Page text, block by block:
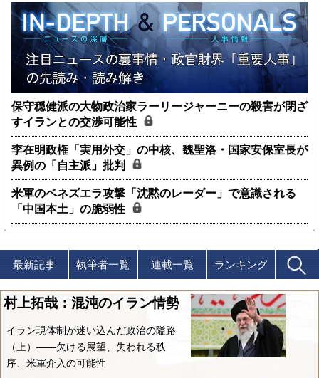
保守穏健派の大物政治家ラーリージャーニーの殺害が閉ざ
すイランとの交渉可能性
李在明政権「実用外交」の中核、魏聖洛・国家安保室長が
異例の「自主派」批判
米軍のベネズエラ攻撃「沈黙のレーダー」で意識される
「中国本土」の脆弱性
最新記事 執筆者一覧 連載一覧 ランキング
村上拓哉：混沌のイラン情勢
イラン現体制が迷い込んだ政治の隘路
（上）――欠ける展望、失われる秩
序、米軍介入の可能性